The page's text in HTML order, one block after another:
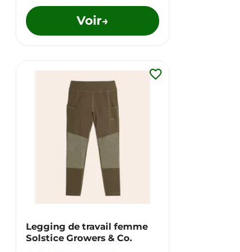
Voir→
Legging de travail femme
Solstice Growers & Co.
favorite_border